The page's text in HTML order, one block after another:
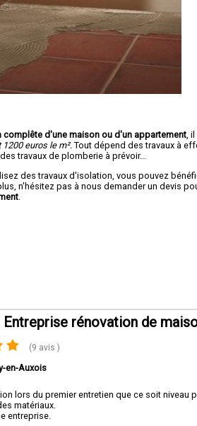
complête d'une maison ou d'un appartement ,
euros le m². Tout dépend des travaux à
travaux de plomberie à prévoir...
des travaux d'isolation, vous pouvez
n'hésitez pas à nous demander un devis
Entreprise rénovation de
(9 avis )
en-Auxois
lors du premier entretien que ce soit niveau
matériaux.
entreprise.